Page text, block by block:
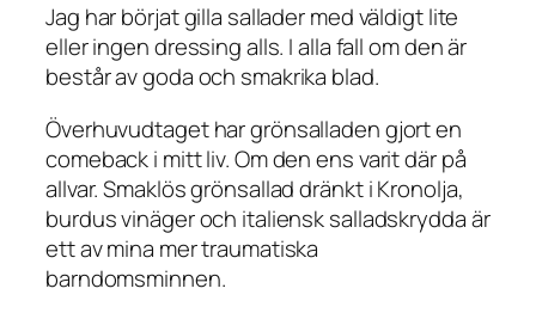
Jag har börjat gilla sallader med väldigt lite
eller ingen dressing alls. I alla fall om den är
består av goda och smakrika blad.
Överhuvudtaget har grönsalladen gjort en
comeback i mitt liv. Om den ens varit där på
allvar. Smaklös grönsallad dränkt i Kronolja,
burdus vinäger och italiensk salladskrydda är
ett av mina mer traumatiska
barndomsminnen.